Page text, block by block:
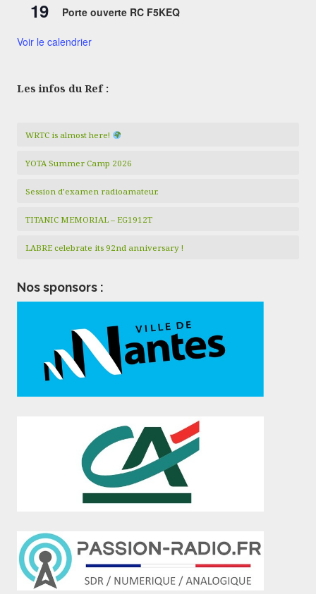
19 Porte ouverte RC F5KEQ
Voir le calendrier
Les infos du Ref :
WRTC is almost here!
YOTA Summer Camp 2026
Session d’examen radioamateur.
TITANIC MEMORIAL – EG1912T
LABRE celebrate its 92nd anniversary !
Nos sponsors :